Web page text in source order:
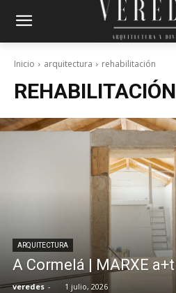
Inicio arquitectura rehabilitación
REHABILITACIÓN
ARQUITECTURA
A Cormelá | MARXE a+t
veredes - 1 julio, 2026